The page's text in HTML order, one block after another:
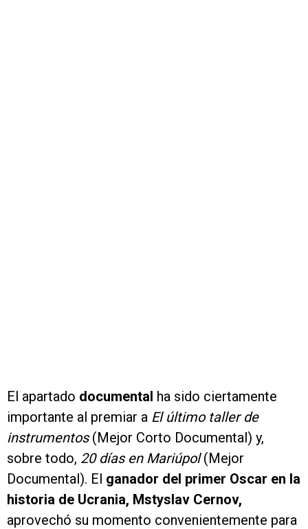
El apartado documental ha sido ciertamente
importante al premiar a El último taller de
instrumentos(Mejor Corto Documental) y,
sobre todo, 20 días en Mariúpol(Mejor
Documental). El ganador del primer Oscar en la
historia de Ucrania, Mstyslav Cernov,
aprovechó su momento convenientemente para